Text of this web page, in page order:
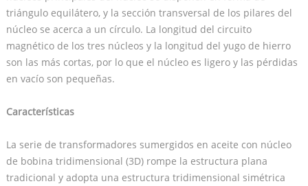
triángulo equilátero, y la sección transversal de los pilares del
núcleo se acerca a un círculo. La longitud del circuito
magnético de los tres núcleos y la longitud del yugo de hierro
son las más cortas, por lo que el núcleo es ligero y las pérdidas
en vacío son pequeñas.
Características
La serie de transformadores sumergidos en aceite con núcleo
de bobina tridimensional (3D) rompe la estructura plana
tradicional y adopta una estructura tridimensional simétrica